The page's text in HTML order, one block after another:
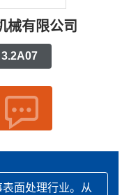
械有限公司
面处理行业。从